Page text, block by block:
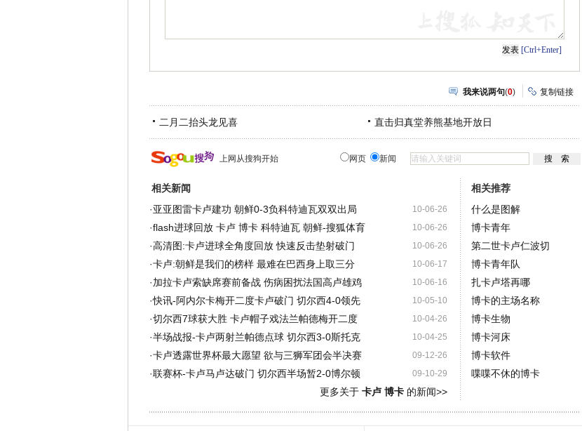
[Ctrl+Enter]
我来说两句(0) 复制链接
二月二抬头龙见喜 直击归真堂养熊基地开放日
上网从搜狗开始 网页 新闻
相关新闻
10-06-26
·亚亚图雷卡卢建功 朝鲜0-3负科特迪瓦双双出局
10-06-26
·flash进球回放 卡卢 博卡 科特迪瓦 朝鲜-搜狐体育
10-06-26
·高清图:卡卢进球全角度回放 快速反击垫射破门
10-06-17
·卡卢:朝鲜是我们的榜样 最难在巴西身上取三分
10-06-16
·加拉卡卢索缺席赛前备战 伤病困扰法国高卢雄鸡
10-05-10
·快讯-阿内尔卡梅开二度卡卢破门 切尔西4-0领先
10-04-26
·切尔西7球获大胜 卡卢帽子戏法兰帕德梅开二度
10-04-25
·半场战报-卡卢两射兰帕德点球 切尔西3-0斯托克
09-12-26
·卡卢透露世界杯最大愿望 欲与三狮军团会半决赛
09-10-29
·联赛杯-卡卢马卢达破门 切尔西半场暂2-0博尔顿
更多关于 卡卢 博卡的新闻>>
相关推荐
什么是图解
博卡青年
第二世卡卢仁波切
博卡青年队
扎卡卢塔再哪
博卡的主场名称
博卡生物
博卡河床
博卡软件
喋喋不休的博卡